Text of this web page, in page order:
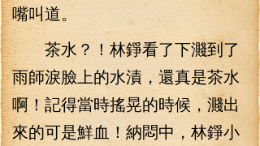
嘴叫道。
茶水？！林錚看了下濺到了
雨師淚臉上的水漬，還真是茶水
啊！記得當時搖晃的時候，濺出
來的可是鮮血！納悶中，林錚小